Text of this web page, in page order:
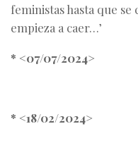
feministas hasta que se
empieza a caer…’
* <07/07/2024>
* <18/02/2024>